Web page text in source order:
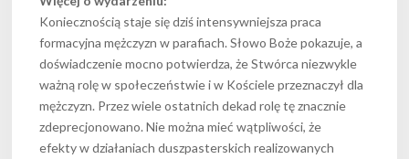
Koniecznością staje się dziś intensywniejsza praca
formacyjna mężczyzn w parafiach. Słowo Boże pokazuje, a
doświadczenie mocno potwierdza, że Stwórca niezwykle
ważną rolę w społeczeństwie i w Kościele przeznaczył dla
mężczyzn. Przez wiele ostatnich dekad rolę tę znacznie
zdeprecjonowano. Nie można mieć wątpliwości, że
efekty w działaniach duszpasterskich realizowanych